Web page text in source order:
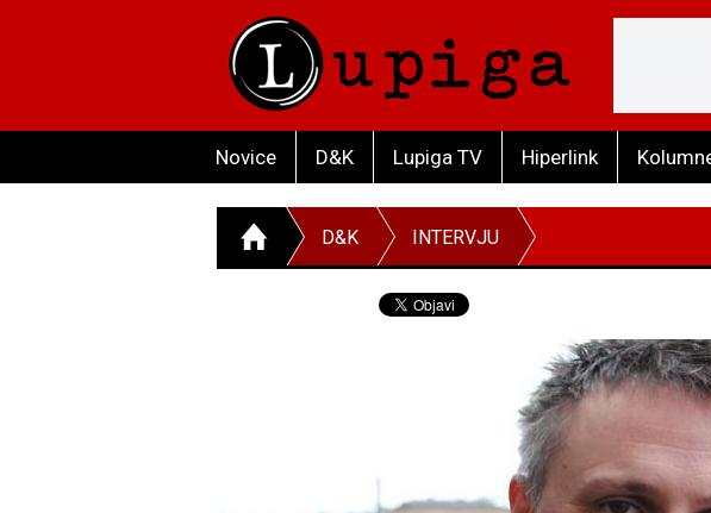
Novice D&K Lupiga TV Hiperlink
D&K INTERVJU